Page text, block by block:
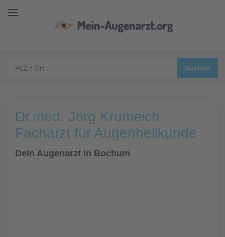
Dr.med. Jörg Krumeich
Facharzt für Augenheilkunde
Dein Augenarzt in Bochum